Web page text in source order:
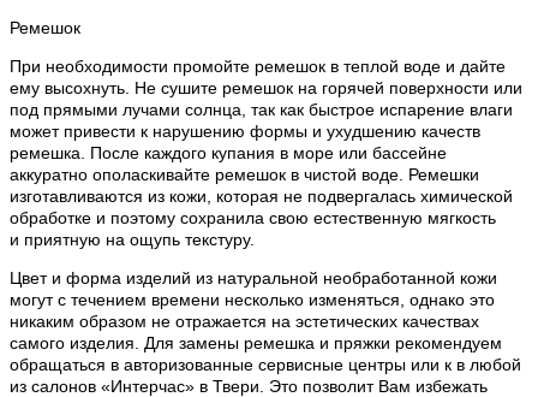
Ремешок
При необходимости промойте ремешок в теплой воде и дайте
ему высохнуть. Не сушите ремешок на горячей поверхности или
под прямыми лучами солнца, так как быстрое испарение влаги
может привести к нарушению формы и ухудшению качеств
ремешка. После каждого купания в море или бассейне
аккуратно ополаскивайте ремешок в чистой воде. Ремешки
изготавливаются из кожи, которая не подвергалась химической
обработке и поэтому сохранила свою естественную мягкость
и приятную на ощупь текстуру.
Цвет и форма изделий из натуральной необработанной кожи
могут с течением времени несколько изменяться, однако это
никаким образом не отражается на эстетических качествах
самого изделия. Для замены ремешка и пряжки рекомендуем
обращаться в авторизованные сервисные центры или к в любой
из салонов «Интерчас» в Твери. Это позволит Вам избежать